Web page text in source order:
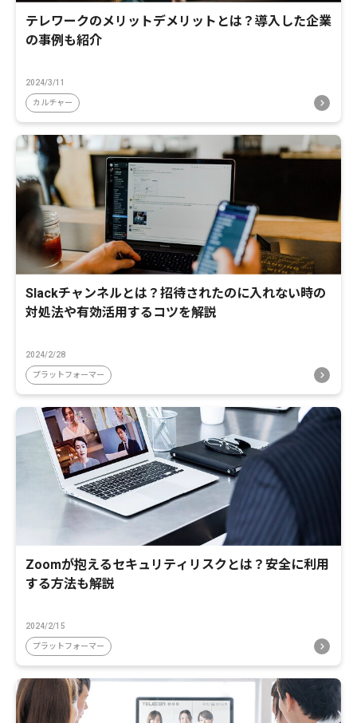
テレワークのメリットデメリットとは？導入した企業
の事例も紹介
2024/3/11
カルチャー
Slackチャンネルとは？招待されたのに入れない時の
対処法や有効活用するコツを解説
2024/2/28
プラットフォーマー
Zoomが抱えるセキュリティリスクとは？安全に利用
する方法も解説
2024/2/15
プラットフォーマー